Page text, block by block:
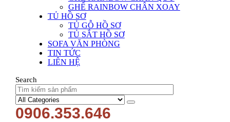
GHẾ RAINBOW CHÂN XOAY
TỦ HỒ SƠ
TỦ GỖ HỒ SƠ
TỦ SẮT HỒ SƠ
SOFA VĂN PHÒNG
TIN TỨC
LIÊN HỆ
Search
0906.353.646